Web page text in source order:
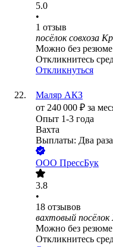
5.0
•
1 отзыв
посёлок совхоза
Можно без резюме
Откликнитесь
Откликнуться
Маляр АКЗ
от 240 000 ₽ за
Опыт 1-3 года
Вахта
Выплаты: Два
ООО ПрессБук
3.8
•
18 отзывов
вахтовый посёлок
Можно без резюме
Откликнитесь